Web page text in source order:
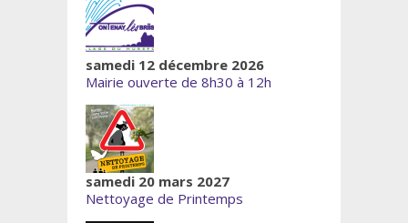
samedi 12 décembre 2026
Mairie ouverte de 8h30 à 12h
samedi 20 mars 2027
Nettoyage de Printemps